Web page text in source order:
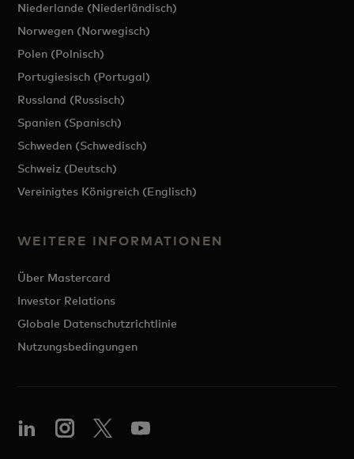
Niederlande (Niederländisch)
Norwegen (Norwegisch)
Polen (Polnisch)
Portugiesisch (Portugal)
Russland (Russisch)
Spanien (Spanisch)
Schweden (Schwedisch)
Schweiz (Deutsch)
Vereinigtes Königreich (Englisch)
WEITERE INFORMATIONEN
Über Mastercard
Investor Relations
Globale Datenschutzrichtlinie
Nutzungsbedingungen